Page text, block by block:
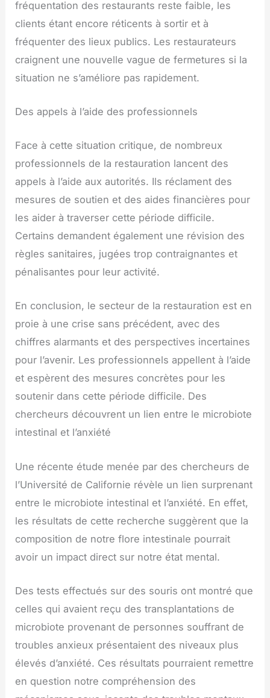
fréquentation des restaurants reste faible, les
clients étant encore réticents à sortir et à
fréquenter des lieux publics. Les restaurateurs
craignent une nouvelle vague de fermetures si la
situation ne s’améliore pas rapidement.
Des appels à l’aide des professionnels
Face à cette situation critique, de nombreux
professionnels de la restauration lancent des
appels à l’aide aux autorités. Ils réclament des
mesures de soutien et des aides financières pour
les aider à traverser cette période difficile.
Certains demandent également une révision des
règles sanitaires, jugées trop contraignantes et
pénalisantes pour leur activité.
En conclusion, le secteur de la restauration est en
proie à une crise sans précédent, avec des
chiffres alarmants et des perspectives incertaines
pour l’avenir. Les professionnels appellent à l’aide
et espèrent des mesures concrètes pour les
soutenir dans cette période difficile. Des
chercheurs découvrent un lien entre le microbiote
intestinal et l’anxiété
Une récente étude menée par des chercheurs de
l’Université de Californie révèle un lien surprenant
entre le microbiote intestinal et l’anxiété. En effet,
les résultats de cette recherche suggèrent que la
composition de notre flore intestinale pourrait
avoir un impact direct sur notre état mental.
Des tests effectués sur des souris ont montré que
celles qui avaient reçu des transplantations de
microbiote provenant de personnes souffrant de
troubles anxieux présentaient des niveaux plus
élevés d’anxiété. Ces résultats pourraient remettre
en question notre compréhension des